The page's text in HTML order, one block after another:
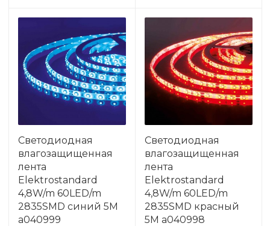
Светодиодная
влагозащищенная
лента
Elektrostandard
4,8W/m 60LED/m
2835SMD синий 5M
a040999
Светодиодная
влагозащищенная
лента
Elektrostandard
4,8W/m 60LED/m
2835SMD красный
5M a040998